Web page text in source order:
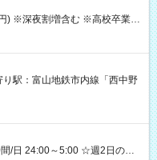
) ※深夜割増含む ※高校卒業以
あり （大学生は＋20円まで）
用時と同じです。
駅：富山地鉄市内線「西中野
/日 24:00～5:00 ☆週2日の勤